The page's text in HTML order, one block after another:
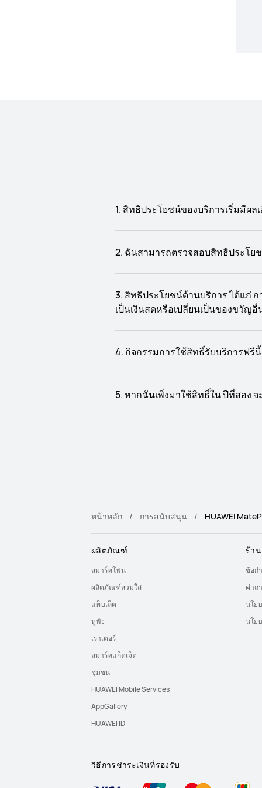
1. สิทธิประโยชน์ของบริการเริ่มมีผล
2. ฉันสามารถตรวจสอบสิทธิประโย
3. สิทธิประโยชน์ด้านบริการ ได้แก่
เป็นเงินสดหรือเปลี่ยนเป็นของขวัญอื่
4. กิจกรรมการใช้สิทธิ์รับบริการฟรีนี้
5. หากฉันเพิ่งมาใช้สิทธิ์ใน ปีที่สอง จ
หน้าหลัก การสนับสนุน HUAWEI
ผลิตภัณฑ์
สมาร์ทโฟน
ผลิตภัณฑ์สวมใส่
แท็บเล็ต
หูฟัง
เราเตอร์
สมาร์ทแก็ตเจ็ต
ชุมชน
HUAWEI Mobile Services
AppGallery
HUAWEI ID
ร้า
ข้อก
คำถ
นโย
นโย
วิธีการชำระเงินที่รองรับ